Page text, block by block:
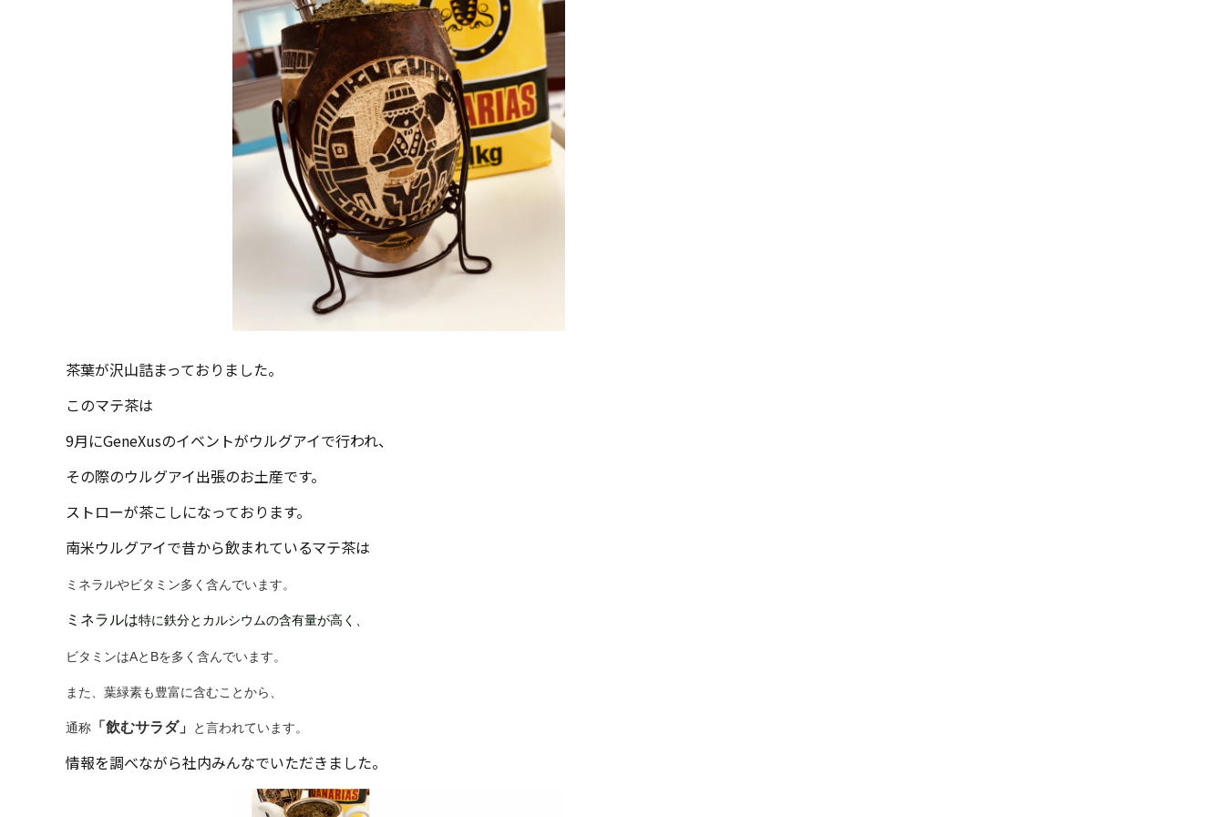
茶葉が沢山詰まっておりました。
このマテ茶は
9月にGeneXusのイベントがウルグアイで行われ、
その際のウルグアイ出張のお土産です。
ストローが茶こしになっております。
南米ウルグアイで昔から飲まれているマテ茶は
ミネラルやビタミン多く含んでいます。
ミネラルは特に鉄分とカルシウムの含有量が高く、
ビタミンはAとBを多く含んでいます。
また、葉緑素も豊富に含むことから、
通称 「飲むサラダ」 と言われています。
情報を調べながら社内みんなでいただきました。